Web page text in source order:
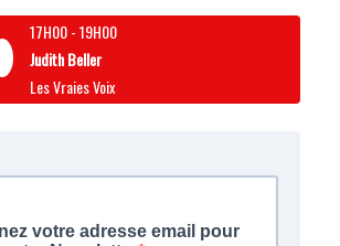
17H00-19H00
Judith Beller
Les Vraies Voix